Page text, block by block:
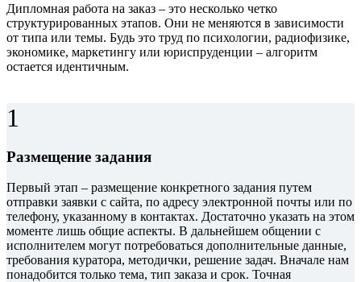
Дипломная работа на заказ – это несколько четко
структурированных этапов. Они не меняются в зависимости
от типа или темы. Будь это труд по психологии, радиофизике,
экономике, маркетингу или юриспруденции – алгоритм
остается идентичным.
1
Размещение задания
Первый этап – размещение конкретного задания путем
отправки заявки с сайта, по адресу электронной почты или по
телефону, указанному в контактах. Достаточно указать на этом
моменте лишь общие аспекты. В дальнейшем общении с
исполнителем могут потребоваться дополнительные данные,
требования куратора, методички, решение задач. Вначале нам
понадобится только тема, тип заказа и срок. Точная